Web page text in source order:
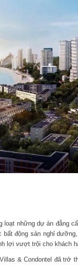
những dự án đẳng
động sản nghỉ dưỡng,
lợi vượt trội cho khách
& Condontel đã trở